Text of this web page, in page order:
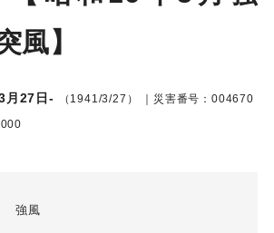
風】
月27日- （1941/3/27）
｜災害番号：004670
強風